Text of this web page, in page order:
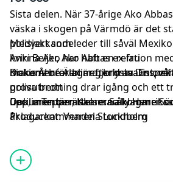
Jonas, konsumentjournalist
Johan, klient
Emanuel, tidigare anställd
Steinar Karlsen, pensionerad från
Lyssna på nya serier frånPodme
utan reklam på Podme. Signa upp
de första fjorton dagarna är gratis.
Podme-appen i Appstore eller
Sista delen. När 37-årige Ako
väska i skogen på Värmdö är det
polisjakt som leder till såväl Mexiko
kvinna Ako har haft en relation
makens bror blir efterlysta. En
polisutredning drar igång och ett
upp, men berättelserna kommer
Medverkande:
Anki Beijer, Ako Abbas ex-fru
Kickis Åhré Älagmo,
grova brott
Cecilia Tepper, Kammaråklagare
åklagarkammaren Stockholm
Jonas, “Naimas” och Farids före
Amanda Hällsten, reporter
Dokumentären är gjord av Dist,
Dokumentärmakare: Sally
Producent: Vendela Lundberg
utan reklam på Podme. Signa upp
de första fjorton dagarna är